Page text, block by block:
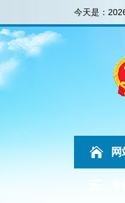
今天是：